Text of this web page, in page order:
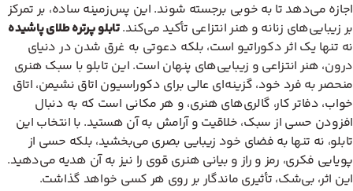
اجازه می‌دهد تا به خوبی برجسته شوند. این پس‌زمینه ساده، بر تمرکز
بر زیبایی‌های زنانه و هنر انتزاعی تأکید می‌کند.تابلو پرتره طلای پاشیده
نه تنها یک اثر دکوراتیو است، بلکه دعوتی به غرق شدن در دنیای
درون، هنر انتزاعی و زیبایی‌های پنهان است. این تابلو با سبک هنری
منحصر به فرد خود، گزینه‌ای عالی برای دکوراسیون اتاق نشیمن، اتاق
خواب، دفاتر کار، گالری‌های هنری، و هر مکانی است که به دنبال
افزودن حسی از سبک، خلاقیت و آرامش به آن هستید. با انتخاب این
تابلو، نه تنها به فضای خود زیبایی بصری می‌بخشید، بلکه حسی از
پویایی فکری، رمز و راز و بیانی هنری قوی را نیز به آن هدیه می‌دهید.
این اثر، بی‌شک، تأثیری ماندگار بر روی هر کسی خواهد گذاشت.